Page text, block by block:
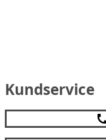
Kundservice